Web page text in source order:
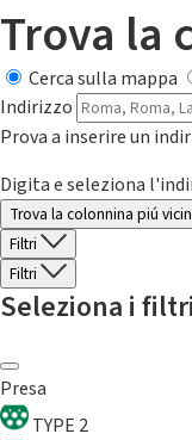
Trova la
Cerca sulla mappa
Indirizzo
Prova a inserire un
Digita e seleziona
Trova la colonnina piú
Filtri
Filtri
Seleziona i filtri
Presa
TYPE 2